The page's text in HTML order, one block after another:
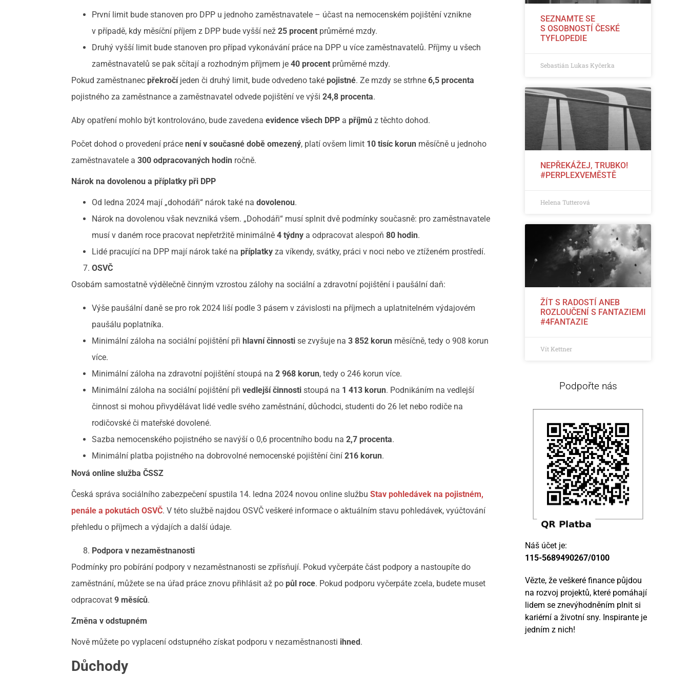
První limit bude stanoven pro DPP u jednoho zaměstnavatele – účast na nemocenském pojištění vznikne
v případě, kdy měsíční příjem z DPP bude vyšší než25 procent průměrné mzdy.
Druhý vyšší limit bude stanoven pro případ vykonávání práce na DPP u více zaměstnavatelů. Příjmy u všech
zaměstnavatelů se pak sčítají a rozhodným příjmem je40 procent průměrné mzdy.
Pokud zaměstnanecpřekročíjeden či druhý limit, bude odvedeno taképojistné. Ze mzdy se strhne6,5 procenta
pojistného za zaměstnance a zaměstnavatel odvede pojištění ve výši24,8 procenta.
Aby opatření mohlo být kontrolováno, bude zavedenaevidence všech DPP apříjmů z těchto dohod.
Počet dohod o provedení prácenení v současné době omezený, platí ovšem limit 10 tisíc korun měsíčně u jednoho
zaměstnavatele a300 odpracovaných hodin ročně.
Nárok na dovolenou a příplatky při DPP
Od ledna 2024 mají „dohodáři“ nárok také nadovolenou.
Nárok na dovolenou však nevzniká všem. „Dohodáři“ musí splnit dvě podmínky současně: pro zaměstnavatele
musí v daném roce pracovat nepřetržitě minimálně4 týdny a odpracovat alespoň80 hodin.
Lidé pracující na DPP mají nárok také napříplatky za víkendy, svátky, práci v noci nebo ve ztíženém prostředí.
OSVČ
Osobám samostatně výdělečně činným vzrostou zálohy na sociální a zdravotní pojištění i paušální daň:
Výše paušální daně se pro rok 2024 liší podle 3 pásem v závislosti na příjmech a uplatnitelném výdajovém
paušálu poplatníka.
Minimální záloha na sociální pojištění přihlavní činnosti se zvyšuje na3 852 korun měsíčně, tedy o 908 korun
více.
Minimální záloha na zdravotní pojištění stoupá na2 968 korun, tedy o 246 korun více.
Minimální záloha na sociální pojištění přivedlejší činnosti stoupá na 1 413 korun. Podnikáním na vedlejší
činnost si mohou přivydělávat lidé vedle svého zaměstnání, důchodci, studenti do 26 let nebo rodiče na
rodičovské či mateřské dovolené.
Sazba nemocenského pojistného se navýší o 0,6 procentního bodu na2,7 procenta.
Minimální platba pojistného na dobrovolné nemocenské pojištění činí216 korun.
Nová online služba ČSSZ
Česká správa sociálního zabezpečení spustila 14. ledna 2024 novou online službuStav pohledávek na pojistném,
penále a pokutách OSVČ. V této službě najdou OSVČ veškeré informace o aktuálním stavu pohledávek, vyúčtování
přehledu o příjmech a výdajích a další údaje.
Podpora v nezaměstnanosti
Podmínky pro pobírání podpory v nezaměstnanosti se zpřísňují. Pokud vyčerpáte část podpory a nastoupíte do
zaměstnání, můžete se na úřad práce znovu přihlásit až popůl roce. Pokud podporu vyčerpáte zcela, budete muset
odpracovat9 měsíců.
Změna v odstupném
Nově můžete po vyplacení odstupného získat podporu v nezaměstnanosti ihned.
Důchody
SEZNAMTE SE
S OSOBNOSTÍ ČESKÉ
TYFLOPEDIE
Sebastián Lukas Kyčerka
NEPŘEKÁŽEJ, TRUBKO!
#PERPLEXVEMĚSTĚ
Helena Tutterová
ŽÍT S RADOSTÍ ANEB
ROZLOUČENÍ S FANTAZIEMI
#4FANTAZIE
Vít Kettner
Podpořte nás
Náš účet je:
115-5689490267/0100
Vězte, že veškeré finance půjdou
na rozvoj projektů, které pomáhají
lidem se znevýhodněním plnit si
kariérní a životní sny. Inspirante je
jedním z nich!